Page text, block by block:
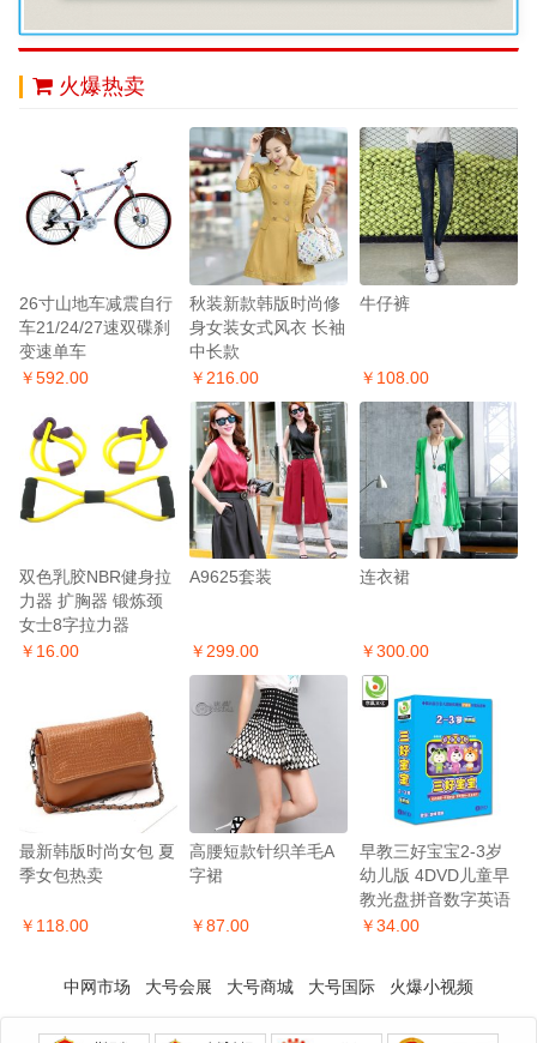
火爆热卖
26寸山地车减震自行
车21/24/27速双碟刹
变速单车
￥592.00
秋装新款韩版时尚修
身女装女式风衣 长袖
中长款
￥216.00
牛仔裤
￥108.00
双色乳胶NBR健身拉
力器 扩胸器 锻炼颈
女士8字拉力器
￥16.00
A9625套装
￥299.00
连衣裙
￥300.00
最新韩版时尚女包 夏
季女包热卖
￥118.00
高腰短款针织羊毛A
字裙
￥87.00
早教三好宝宝2-3岁
幼儿版 4DVD儿童早
教光盘拼音数字英语
汉语儿歌
￥34.00
中网市场 大号会展 大号商城 大号国际 火爆小视频